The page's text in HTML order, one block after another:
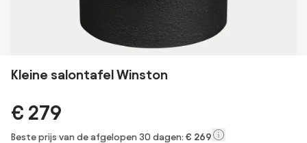
Kleine salontafel Winston
€ 279
Beste prijs van de afgelopen 30 dagen: € 269